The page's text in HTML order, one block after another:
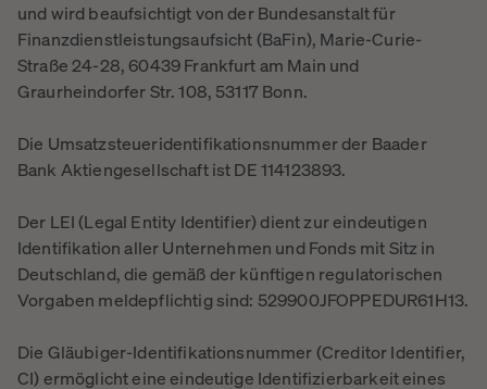
und wird beaufsichtigt von der Bundesanstalt für
Finanzdienstleistungsaufsicht (BaFin), Marie-Curie-
Straße 24-28, 60439 Frankfurt am Main und
Graurheindorfer Str. 108, 53117 Bonn.
Die Umsatzsteueridentifikationsnummer der Baader
Bank Aktiengesellschaft ist DE 114123893.
Der LEI (Legal Entity Identifier) dient zur eindeutigen
Identifikation aller Unternehmen und Fonds mit Sitz in
Deutschland, die gemäß der künftigen regulatorischen
Vorgaben meldepflichtig sind: 529900JFOPPEDUR61H13.
Die Gläubiger-Identifikationsnummer (Creditor Identifier,
CI) ermöglicht eine eindeutige Identifizierbarkeit eines